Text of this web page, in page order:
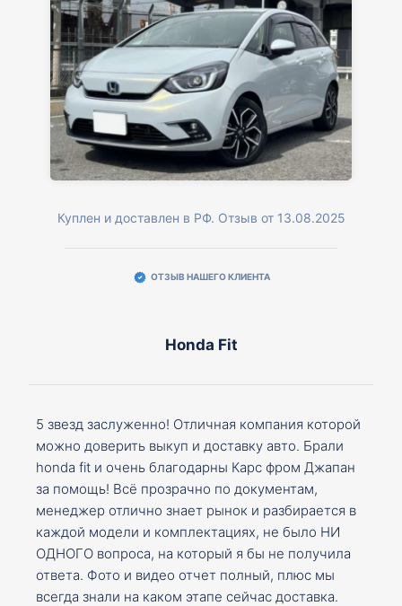
Куплен и доставлен в РФ. Отзыв от 13.08.2025
ОТЗЫВ НАШЕГО КЛИЕНТА
Honda Fit
5 звезд заслуженно! Отличная компания которой
можно доверить выкуп и доставку авто. Брали
honda fit и очень благодарны Карс фром Джапан
за помощь! Всё прозрачно по документам,
менеджер отлично знает рынок и разбирается в
каждой модели и комплектациях, не было НИ
ОДНОГО вопроса, на который я бы не получила
ответа. Фото и видео отчет полный, плюс мы
всегда знали на каком этапе сейчас доставка.